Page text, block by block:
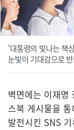
'대통령의 빛나는 책
눈빛이 기대감으로
벽면에는 이재명
스북 게시물을
발전시킨 SNS